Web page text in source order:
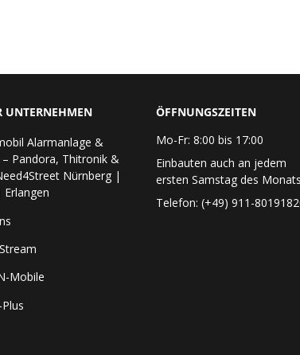
UNTERNEHMEN
Alarmanlage &
– Pandora, Thitronik &
Nürnberg |
Mobile
ÖFFNUNGSZEITEN
Mo-Fr: 8:00 bis 17:00
Einbauten auch an jedem
ersten Samstag des
Telefon: (+49) 911-